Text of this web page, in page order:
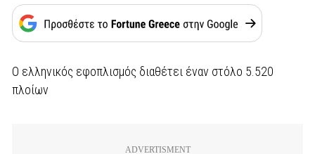
Ο ελληνικός εφοπλισμός διαθέτει έναν στόλο 5.520
πλοίων